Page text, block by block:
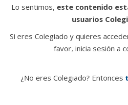
Lo sentimos, este contenido
usuarios
Si eres Colegiado y quieres
favor, inicia sesión a
¿No eres Colegiado? Entonces